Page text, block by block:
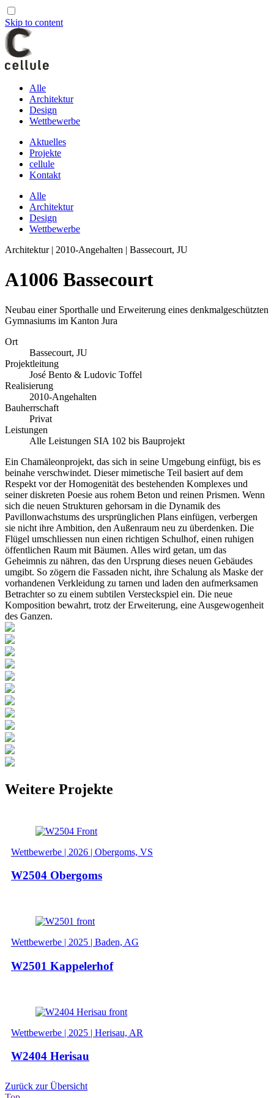
Skip to content
Alle
Architektur
Design
Wettbewerbe
Aktuelles
Projekte
cellule
Kontakt
Alle
Architektur
Design
Wettbewerbe
Architektur | 2010-Angehalten | Bassecourt, JU
A1006 Bassecourt
Neubau einer Sporthalle und Erweiterung eines denkmalgeschützten
Gymnasiums im Kanton Jura
Ort
Bassecourt, JU
Projektleitung
José Bento & Ludovic Toffel
Realisierung
2010-Angehalten
Bauherrschaft
Privat
Leistungen
Alle Leistungen SIA 102 bis Bauprojekt
Ein Chamäleonprojekt, das sich in seine Umgebung einfügt, bis es
beinahe verschwindet. Dieser mimetische Teil basiert auf dem
Respekt vor der Homogenität des bestehenden Komplexes und
seiner diskreten Poesie aus rohem Beton und reinen Prismen. Wenn
sich die neuen Strukturen gehorsam in die Dynamik des
Pavillonwachstums des ursprünglichen Plans einfügen, verbergen
sie nicht ihre Ambition, den Außenraum neu zu überdenken. Die
Flügel umschliessen nun einen richtigen Schulhof, einen ruhigen
öffentlichen Raum mit Bäumen. Alles wird getan, um das
Geheimnis zu nähren, das den Ursprung dieses neuen Gebäudes
umgibt. So zögern die Fassaden nicht, ihre Schalung als Maske der
vorhandenen Verkleidung zu tarnen und laden den aufmerksamen
Betrachter so zu einem subtilen Versteckspiel ein. Die neue
Komposition bewahrt, trotz der Erweiterung, eine Ausgewogenheit
des Ganzen.
Weitere Projekte
Wettbewerbe | 2026 | Obergoms, VS
W2504 Obergoms
Wettbewerbe | 2025 | Baden, AG
W2501 Kappelerhof
Wettbewerbe | 2025 | Herisau, AR
W2404 Herisau
Zurück zur Übersicht